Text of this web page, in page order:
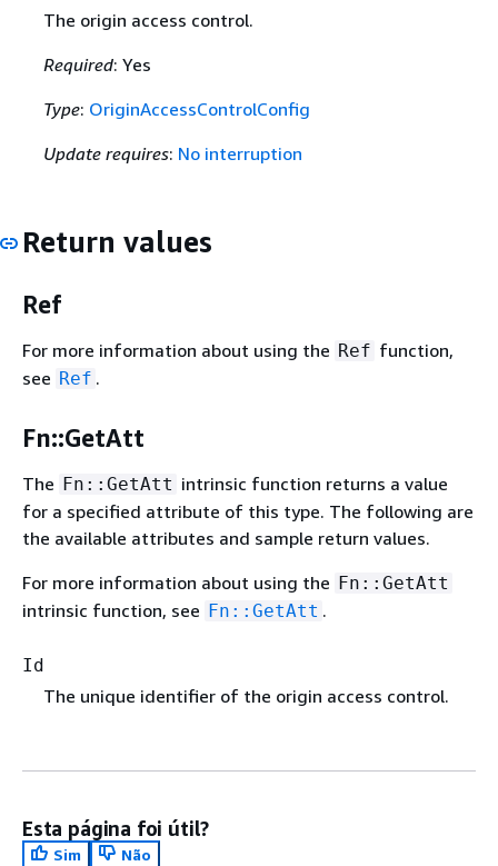
The origin access control.
Required: Yes
Type: OriginAccessControlConfig
Update requires: No interruption
Return values
Ref
For more information about using the Ref function,
see Ref .
Fn::GetAtt
The Fn::GetAtt intrinsic function returns a value
for a specified attribute of this type. The following are
the available attributes and sample return values.
For more information about using the Fn::GetAtt
intrinsic function, see Fn::GetAtt .
Id
The unique identifier of the origin access control.
Esta página foi útil?
Sim
Não